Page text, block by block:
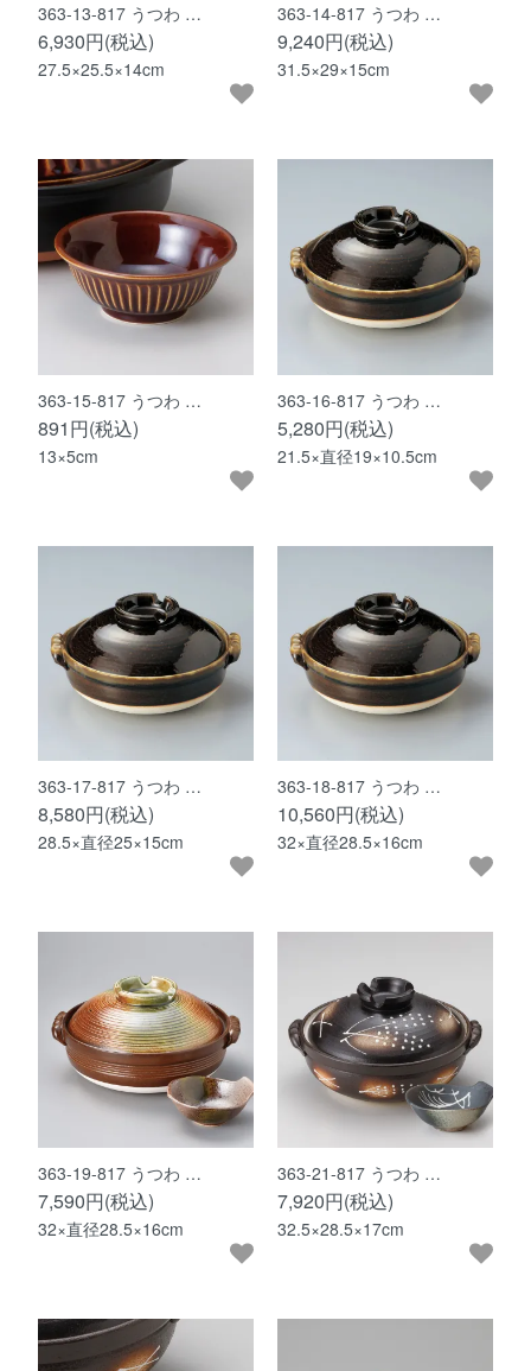
363-13-817 うつわ …
6,930円(税込)
27.5×25.5×14cm
363-14-817 うつわ …
9,240円(税込)
31.5×29×15cm
363-15-817 うつわ …
891円(税込)
13×5cm
363-16-817 うつわ …
5,280円(税込)
21.5×直径19×10.5cm
363-17-817 うつわ …
8,580円(税込)
28.5×直径25×15cm
363-18-817 うつわ …
10,560円(税込)
32×直径28.5×16cm
363-19-817 うつわ …
7,590円(税込)
32×直径28.5×16cm
363-21-817 うつわ …
7,920円(税込)
32.5×28.5×17cm